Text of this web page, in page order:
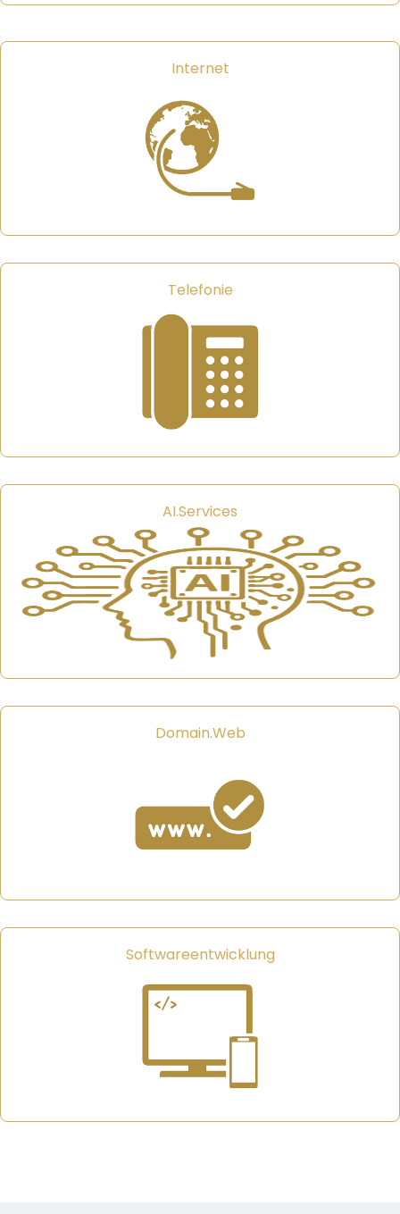
Internet
Telefonie
AI.Services
Domain.Web
Softwareentwicklung